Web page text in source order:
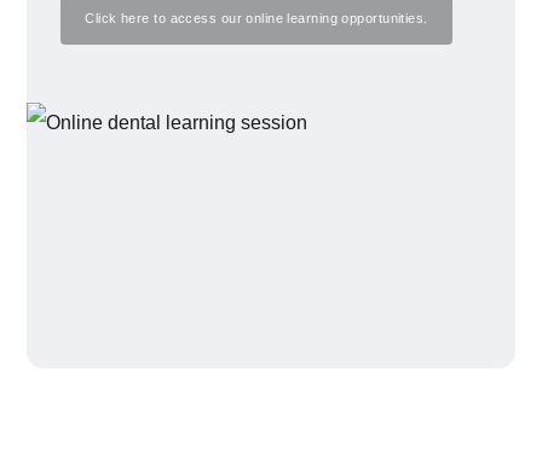
Click here to access our online learning opportunities.